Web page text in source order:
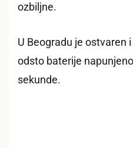
ozbiljne.
U Beogradu je ostvaren
odsto baterije
sekunde.